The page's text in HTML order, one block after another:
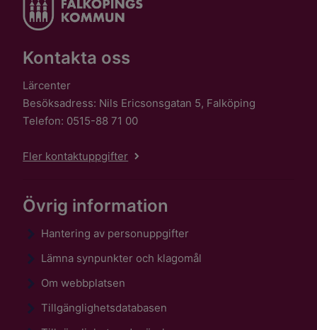
Kontakta oss
Lärcenter
Besöksadress: Nils Ericsonsgatan 5, Falköping
Telefon: 0515-88 71 00
Fler kontaktuppgifter
Övrig information
Hantering av personuppgifter
Lämna synpunkter och klagomål
Om webbplatsen
Tillgänglighetsdatabasen